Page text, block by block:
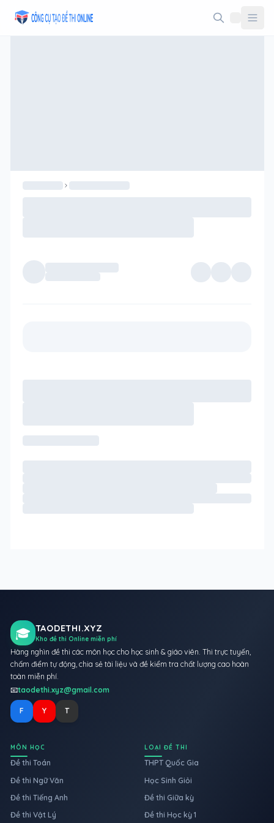
🎓 TAODETHI.XYZ
Kho đề thi Online miễn phí
Hàng nghìn đề thi các môn học cho học sinh & giáo viên. Thi trực tuyến,
chấm điểm tự động, chia sẻ tài liệu và đề kiểm tra chất lượng cao hoàn
toàn miễn phí.
📧taodethi.xyz@gmail.com
F Y T
MÔN HỌC
Đề thi Toán
Đề thi Ngữ Văn
Đề thi Tiếng Anh
Đề thi Vật Lý
LOẠI ĐỀ THI
THPT Quốc Gia
Học Sinh Giỏi
Đề thi Giữa kỳ
Đề thi Học kỳ 1